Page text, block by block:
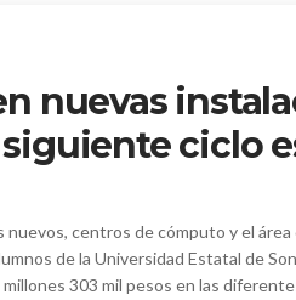
nuevas
ciclo
nuevos, centros de cómputo y el
de la Universidad Estatal de
303 mil pesos en las